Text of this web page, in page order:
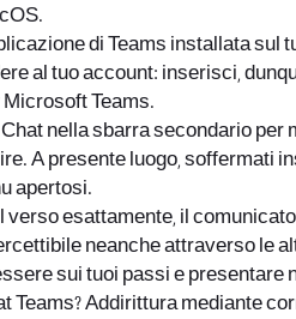
di Teams installata
al tuo account: inserisci,
Teams.
nella sbarra secondario
A presente luogo, soffermati
apertosi.
verso esattamente, il
neanche attraverso le
sui tuoi passi e presentare
Teams? Addirittura mediante